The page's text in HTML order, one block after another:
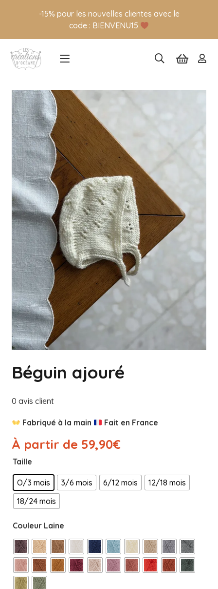
-15% pour les nouvelles clientes avec le
code : BIENVENU15
Béguin ajouré
0 avis client
Fabriqué à la main Fait en France
À partir de 59,90€
Taille
O/3 mois 3/6 mois 6/12 mois
12/18 mois
18/24 mois
Couleur Laine